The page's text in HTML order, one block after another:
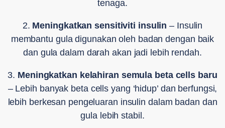
tenaga.
2. Meningkatkan sensitiviti insulin – Insulin
membantu gula digunakan oleh badan dengan baik
dan gula dalam darah akan jadi lebih rendah.
3. Meningkatkan kelahiran semula beta cells baru
– Lebih banyak beta cells yang ‘hidup’ dan berfungsi,
lebih berkesan pengeluaran insulin dalam badan dan
gula lebih stabil.